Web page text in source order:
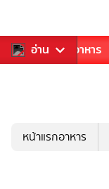
อ่าน
การเพลง อาหาร
หน้าแรกอาหาร